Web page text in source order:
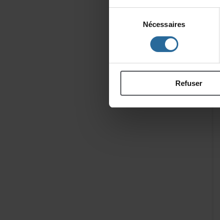
consentement
Nécessaires
Refuser